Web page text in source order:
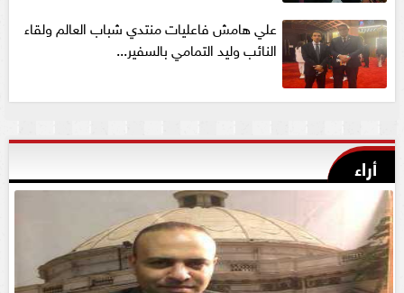
علي هامش فاعليات منتدي شباب العالم ولقاء
النائب وليد التمامي بالسفير...
أراء